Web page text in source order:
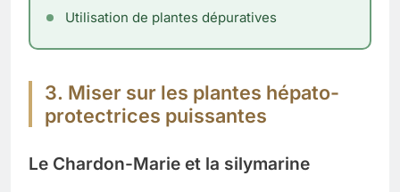
Utilisation de plantes dépuratives
3. Miser sur les plantes hépato-
protectrices puissantes
Le Chardon-Marie et la silymarine